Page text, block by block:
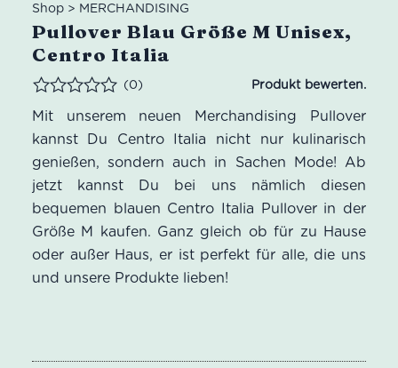
Shop> MERCHANDISING
Pullover Blau Größe M Unisex,
Centro Italia
Bewertet
(0)
Mit unserem neuen Merchandising Pullover
kannst Du Centro Italia nicht nur kulinarisch
genießen, sondern auch in Sachen Mode! Ab
jetzt kannst Du bei uns nämlich diesen
bequemen blauen Centro Italia Pullover in der
Größe M kaufen. Ganz gleich ob für zu Hause
oder außer Haus, er ist perfekt für alle, die uns
und unsere Produkte lieben!